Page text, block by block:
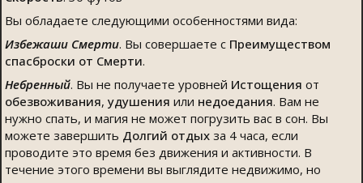
Вы обладаете следующими особенностями вида:
Избежаши Смерти. Вы совершаете с Преимуществом
спасброски от Смерти.
Небренный. Вы не получаете уровней Истощения от
обезвоживания, удушения или недоедания. Вам не
нужно спать, и магия не может погрузить вас в сон. Вы
можете завершить Долгий отдых за 4 часа, если
проводите это время без движения и активности. В
течение этого времени вы выглядите недвижимо, но